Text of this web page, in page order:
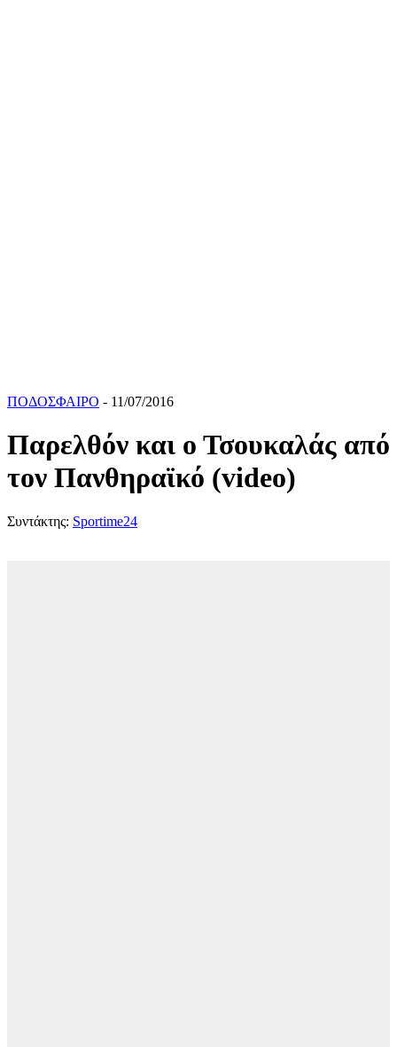
ΠΟΔΟΣΦΑΙΡΟ - 11/07/2016
Παρελθόν και ο Τσουκαλάς από
τον Πανθηραϊκό (video)
Συντάκτης: Sportime24